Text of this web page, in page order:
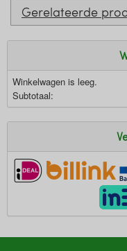
Gerelateerde
Winkelwagen is leeg.
Subtotaal: